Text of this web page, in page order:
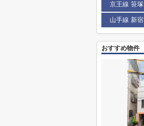
京王線 笹塚
山手線 新宿
おすすめ物件